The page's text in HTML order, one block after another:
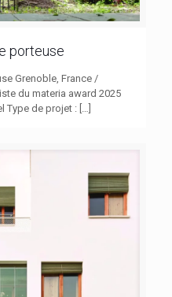
porteuse
Grenoble, France /
du materia award 2025
Type de projet : […]